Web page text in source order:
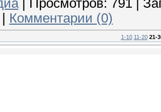
| Просмотров: 791
Комментарии (0)
1-10 11-20 21-